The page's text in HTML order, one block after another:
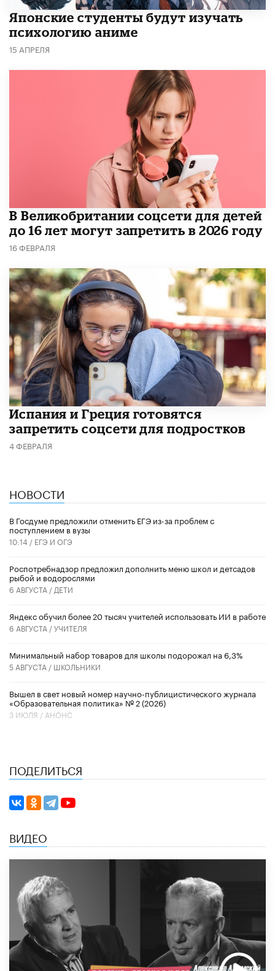
Японские студенты будут изучать
психологию аниме
15 АПРЕЛЯ
В Великобритании соцсети для детей
до 16 лет могут запретить в 2026 году
16 ФЕВРАЛЯ
Испания и Греция готовятся
запретить соцсети для подростков
4 ФЕВРАЛЯ
НОВОСТИ
В Госдуме предложили отменить ЕГЭ из-за проблем с
поступлением в вузы
10:14 / ЕГЭ И ОГЭ
Роспотребнадзор предложил дополнить меню школ и детсадов
рыбой и водорослями
6 АВГУСТА / ДЕТИ
​Яндекс обучил более 20 тысяч учителей использовать ИИ в работе
6 АВГУСТА /УЧИТЕЛЯ
Минимальный набор товаров для школы подорожал на 6,3%
5 АВГУСТА / ШКОЛЬНИКИ
Вышел в свет новый номер научно-публицистического журнала
«Образовательная политика» № 2 (2026)
3 ИЮЛЯ / АНОНС
ПОДЕЛИТЬСЯ
ВИДЕО